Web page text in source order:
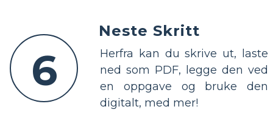
6
Neste Skritt
Herfra kan du skrive ut, laste
ned som PDF, legge den ved
en oppgave og bruke den
digitalt, med mer!